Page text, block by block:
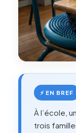
⚡ EN BREF
À l’école,
trois